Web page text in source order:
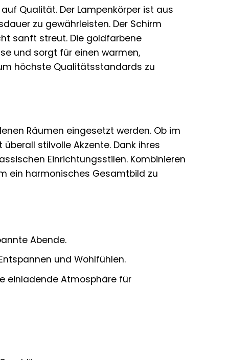
Qualität. Der Lampenkörper ist aus
zu gewährleisten. Der Schirm
sanft streut. Die goldfarbene
und sorgt für einen warmen,
höchste Qualitätsstandards zu
Räumen eingesetzt werden. Ob im
stilvolle Akzente. Dank ihres
Einrichtungsstilen. Kombinieren
ein harmonisches Gesamtbild zu
Abende.
und Wohlfühlen.
einladende Atmosphäre für